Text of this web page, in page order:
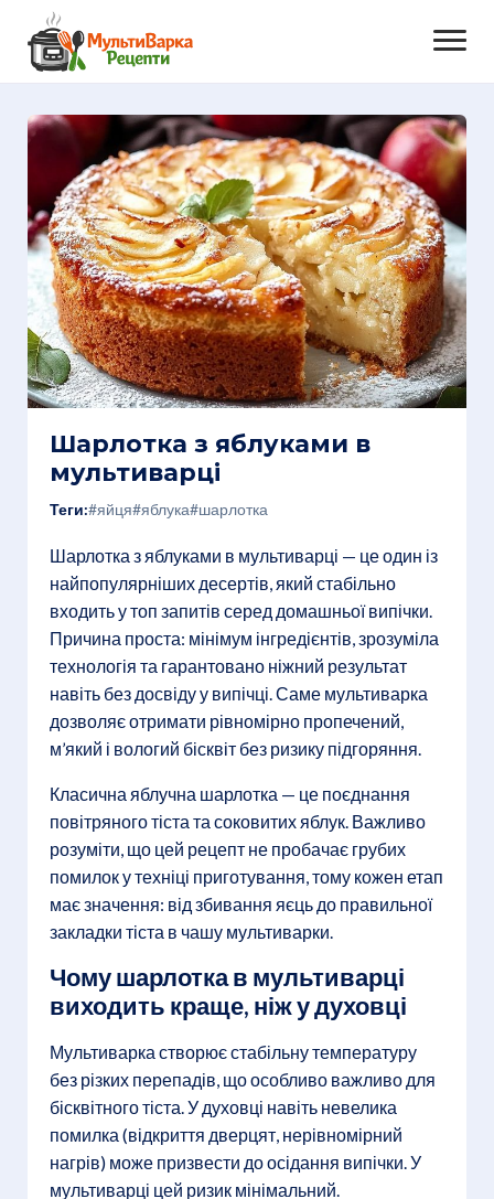
Шарлотка з яблуками в
мультиварці
Теги:#яйця#яблука#шарлотка
Шарлотка з яблуками в мультиварці — це один із
найпопулярніших десертів, який стабільно
входить у топ запитів серед домашньої випічки.
Причина проста: мінімум інгредієнтів, зрозуміла
технологія та гарантовано ніжний результат
навіть без досвіду у випічці. Саме мультиварка
дозволяє отримати рівномірно пропечений,
м’який і вологий бісквіт без ризику підгоряння.
Класична яблучна шарлотка — це поєднання
повітряного тіста та соковитих яблук. Важливо
розуміти, що цей рецепт не пробачає грубих
помилок у техніці приготування, тому кожен етап
має значення: від збивання яєць до правильної
закладки тіста в чашу мультиварки.
Чому шарлотка в мультиварці
виходить краще, ніж у духовці
Мультиварка створює стабільну температуру
без різких перепадів, що особливо важливо для
бісквітного тіста. У духовці навіть невелика
помилка (відкриття дверцят, нерівномірний
нагрів) може призвести до осідання випічки. У
мультиварці цей ризик мінімальний.